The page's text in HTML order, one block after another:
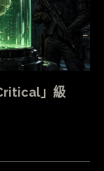
」級